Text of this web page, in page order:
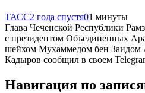
ТАСС2 года спустя01 минуты
Глава Чеченской Республики
с президентом Объединенных
шейхом Мухаммедом бен Заидом
Кадыров сообщил в своем
Навигация по